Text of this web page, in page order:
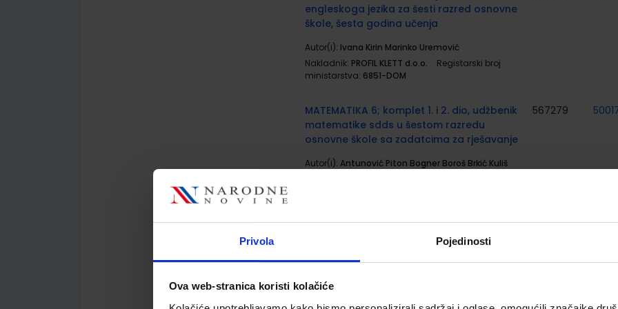
Privola Pojedinosti
Ova web-stranica koristi kolačiće
engleskoga jezika za šesti razred osnovne
škole, šesta godina učenja
Autor(i): Ivana Kirin Marinko Uremović
Nakladnik: PROFIL KLETT d.o.o.
Registarski broj
ministarstva: 6851-DOM
MATEMATIKA 6; komplet 1. i 2. dio, udžbenik
matematike sdds u šestom razredu
osnovne škole sa zadatcima za rješavanje
Autor(i): Antunović Piton Bogner Boroš Brkić Kuliš
567279
#MOJPORTAL6; udžbenik informatike s
Autor(i):